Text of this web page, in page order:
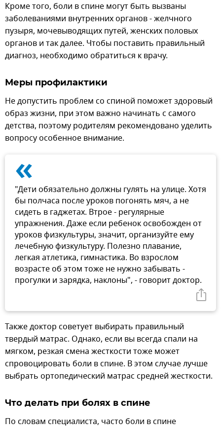
Кроме того, боли в спине могут быть вызваны
заболеваниями внутренних органов - желчного
пузыря, мочевыводящих путей, женских половых
органов и так далее. Чтобы поставить правильный
диагноз, необходимо обратиться к врачу.
Меры профилактики
Не допустить проблем со спиной поможет здоровый
образ жизни, при этом важно начинать с самого
детства, поэтому родителям рекомендовано уделить
вопросу особенное внимание.
«
"Дети обязательно должны гулять на улице. Хотя
бы полчаса после уроков погонять мяч, а не
сидеть в гаджетах. Втрое - регулярные
упражнения. Даже если ребенок освобожден от
уроков физкультуры, значит, организуйте ему
лечебную физкультуру. Полезно плавание,
легкая атлетика, гимнастика. Во взрослом
возрасте об этом тоже не нужно забывать -
прогулки и зарядка, наклоны", - говорит доктор.
Также доктор советует выбирать правильный
твердый матрас. Однако, если вы всегда спали на
мягком, резкая смена жесткости тоже может
спровоцировать боли в спине. В этом случае лучше
выбрать ортопедический матрас средней жесткости.
Что делать при болях в спине
По словам специалиста, часто боли в спине